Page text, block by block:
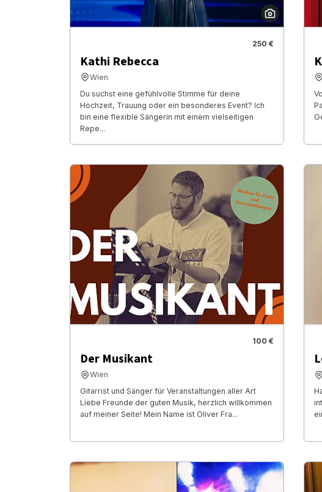
250 €
Kathi Rebecca
Wien
Du suchst eine gefühlvolle Stimme für deine
Hochzeit, Trauung oder ein besonderes Event? Ich
bin eine flexible Sängerin mit einem vielseitigen
Repe...
100 €
Der Musikant
Wien
Gitarrist und Sänger für Veranstaltungen aller Art
Liebe Freunde der guten Musik, herzlich willkommen
auf meiner Seite! Mein Name ist Oliver Fra...